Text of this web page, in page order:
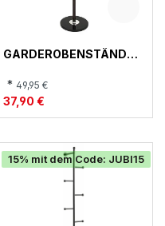
GARDEROBENSTÄNDER
* 49,95 €
37,90 €
15% mit dem Code: JUBI15